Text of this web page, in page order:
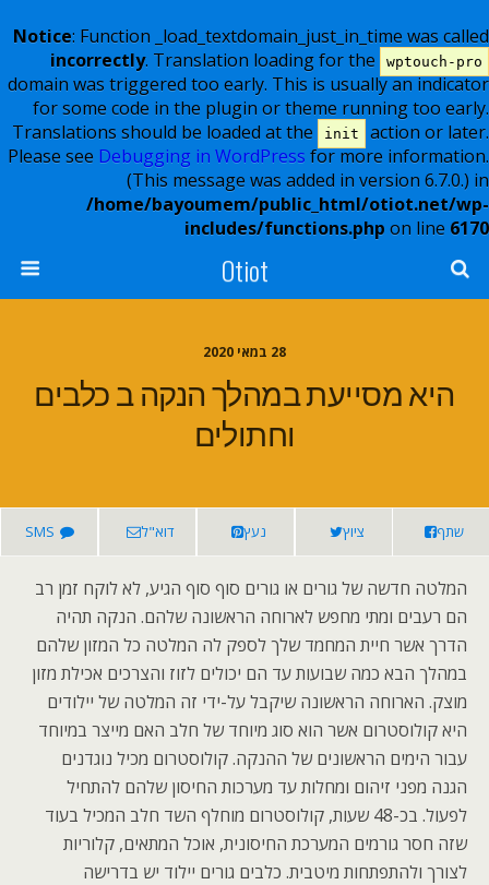
Notice: Function _load_textdomain_just_in_time was called
incorrectly. Translation loading for the wptouch-pro
domain was triggered too early. This is usually an indicator
for some code in the plugin or theme running too early.
Translations should be loaded at the
init
action or later.
Please see Debugging in WordPress for more information.
(This message was added in version 6.7.0.) in
/home/bayoumem/public_html/otiot.net/wp-
includes/functions.php on line 6170
Otiot
28 במאי 2020
היא מסייעת במהלך הנקה ב כלבים
וחתולים
שתף ציוץ נעץ דוא"ל SMS
המלטה חדשה של גורים או גורים סוף סוף הגיע, לא לוקח זמן רב
הם רעבים ומתי מחפש לארוחה הראשונה שלהם. הנקה תהיה
הדרך אשר חיית המחמד שלך לספק לה המלטה כל המזון שלהם
במהלך הבא כמה שבועות עד הם יכולים לזוז והצרכים אכילת מזון
מוצק. הארוחה הראשונה שיקבל על-ידי זה המלטה של יילודים
היא קולוסטרום אשר הוא סוג מיוחד של חלב האם מייצר במיוחד
עבור הימים הראשונים של ההנקה. קולוסטרום מכיל נוגדנים
הגנה מפני זיהום ומחלות עד מערכות החיסון שלהם להתחיל
לפעול. בכ-48 שעות, קולוסטרום מוחלף השד חלב המכיל בעוד
שזה חסר גורמים המערכת החיסונית, אוכל המתאים, קלוריות
לצורך ולהתפתחות מיטבית. כלבים גורים יילוד יש בדרישה